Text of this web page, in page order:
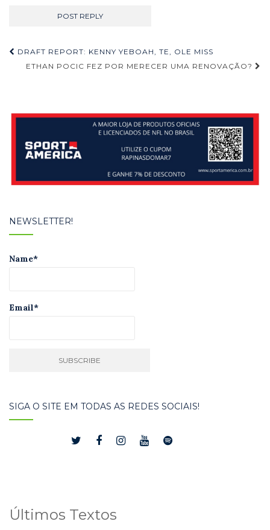
Navegação
de
DRAFT REPORT: KENNY YEBOAH, TE, OLE MISS
ETHAN POCIC FEZ POR MERECER UMA RENOVAÇÃO?
NEWSLETTER!
Name*
Email*
SIGA O SITE EM TODAS AS REDES SOCIAIS!
Últimos Textos